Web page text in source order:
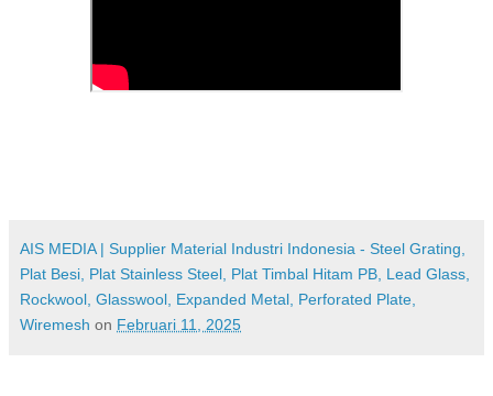
AIS MEDIA | Supplier Material Industri Indonesia - Steel Grating,
Plat Besi, Plat Stainless Steel, Plat Timbal Hitam PB, Lead Glass,
Rockwool, Glasswool, Expanded Metal, Perforated Plate,
Wiremesh on Februari 11, 2025